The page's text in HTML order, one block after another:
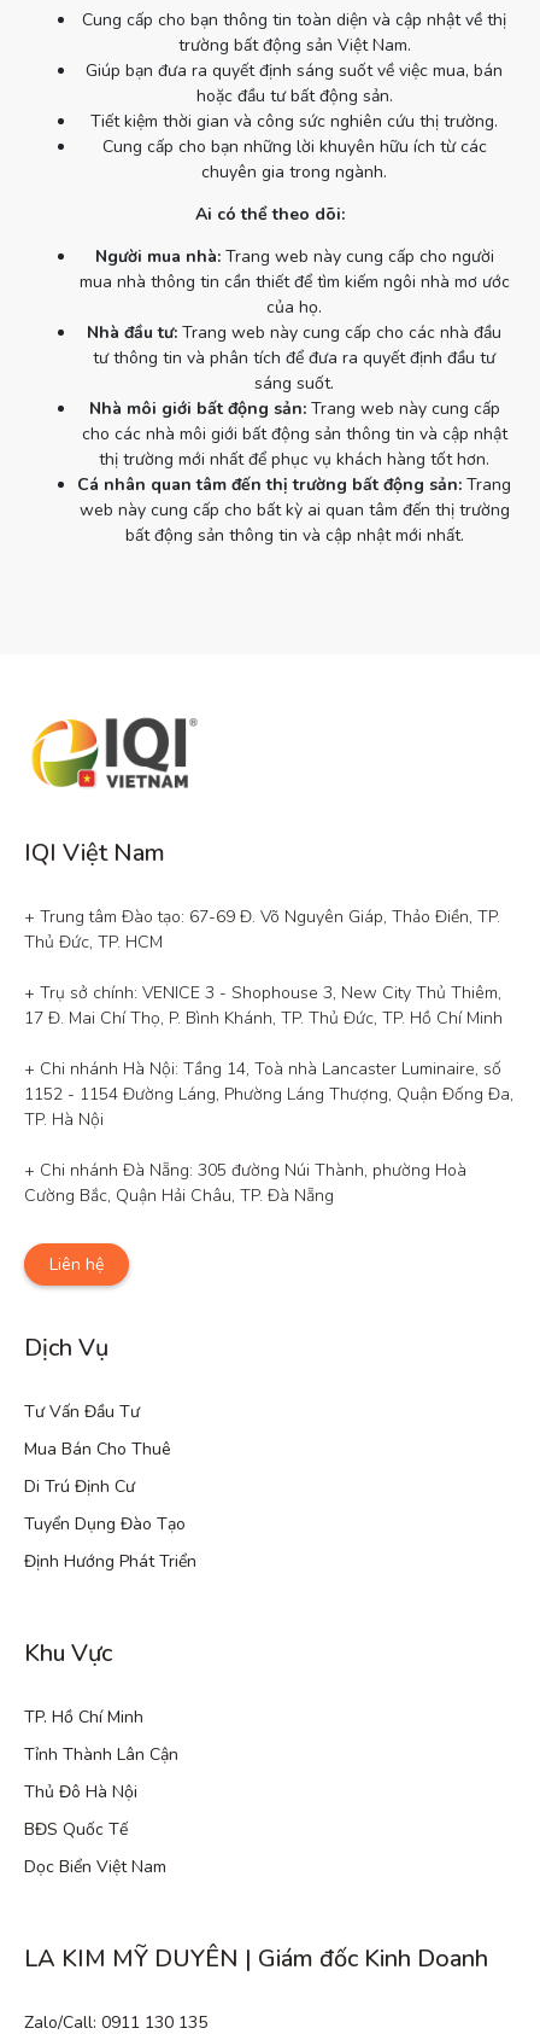
Cung cấp cho bạn thông tin toàn diện và cập nhật về thị
trường bất động sản Việt Nam.
Giúp bạn đưa ra quyết định sáng suốt về việc mua, bán
hoặc đầu tư bất động sản.
Tiết kiệm thời gian và công sức nghiên cứu thị trường.
Cung cấp cho bạn những lời khuyên hữu ích từ các
chuyên gia trong ngành.
Ai có thể theo dõi:
Người mua nhà:Trang web này cung cấp cho người
mua nhà thông tin cần thiết để tìm kiếm ngôi nhà mơ ước
của họ.
Nhà đầu tư: Trang web này cung cấp cho các nhà đầu
tư thông tin và phân tích để đưa ra quyết định đầu tư
sáng suốt.
Nhà môi giới bất động sản:Trang web này cung cấp
cho các nhà môi giới bất động sản thông tin và cập nhật
thị trường mới nhất để phục vụ khách hàng tốt hơn.
Cá nhân quan tâm đến thị trường bất động sản: Trang
web này cung cấp cho bất kỳ ai quan tâm đến thị trường
bất động sản thông tin và cập nhật mới nhất.
IQI Việt Nam
+ Trung tâm Đào tạo: 67-69 Đ. Võ Nguyên Giáp, Thảo Điền, TP.
Thủ Đức, TP. HCM
+ Trụ sở chính: VENICE 3 - Shophouse 3, New City Thủ Thiêm,
17 Đ. Mai Chí Thọ, P. Bình Khánh, TP. Thủ Đức, TP. Hồ Chí Minh
+ Chi nhánh Hà Nội: Tầng 14, Toà nhà Lancaster Luminaire, số
1152 - 1154 Đường Láng, Phường Láng Thượng, Quận Đống Đa,
TP. Hà Nội
+ Chi nhánh Đà Nẵng: 305 đường Núi Thành, phường Hoà
Cường Bắc, Quận Hải Châu, TP. Đà Nẵng
Liên hệ
Dịch Vụ
Tư Vấn Đầu Tư
Mua Bán Cho Thuê
Di Trú Định Cư
Tuyển Dụng Đào Tạo
Định Hướng Phát Triển
Khu Vực
TP. Hồ Chí Minh
Tỉnh Thành Lân Cận
Thủ Đô Hà Nội
BĐS Quốc Tế
Dọc Biển Việt Nam
LA KIM MỸ DUYÊN | Giám đốc Kinh Doanh
Zalo/Call: 0911 130 135